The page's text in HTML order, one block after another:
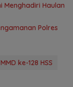
Menghadiri Haulan
Polres
ke-128 HSS